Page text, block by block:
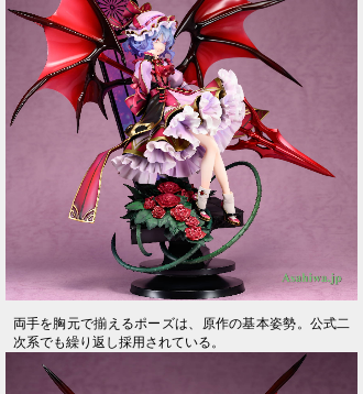
両手を胸元で揃えるポーズは、原作の基本姿勢。公式二
次系でも繰り返し採用されている。